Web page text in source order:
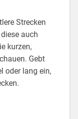
Strecken
auch
kurzen,
Gebt
oder lang ein,